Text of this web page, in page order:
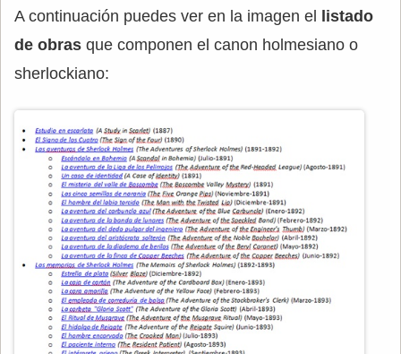
A continuación puedes ver en la imagen el
listado
de obras que componen el canon holmesiano o
sherlockiano: